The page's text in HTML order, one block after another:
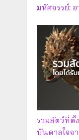
มหัศจรรย์:
รวมสัตว์ที่ตั้
บันดาลใจจ